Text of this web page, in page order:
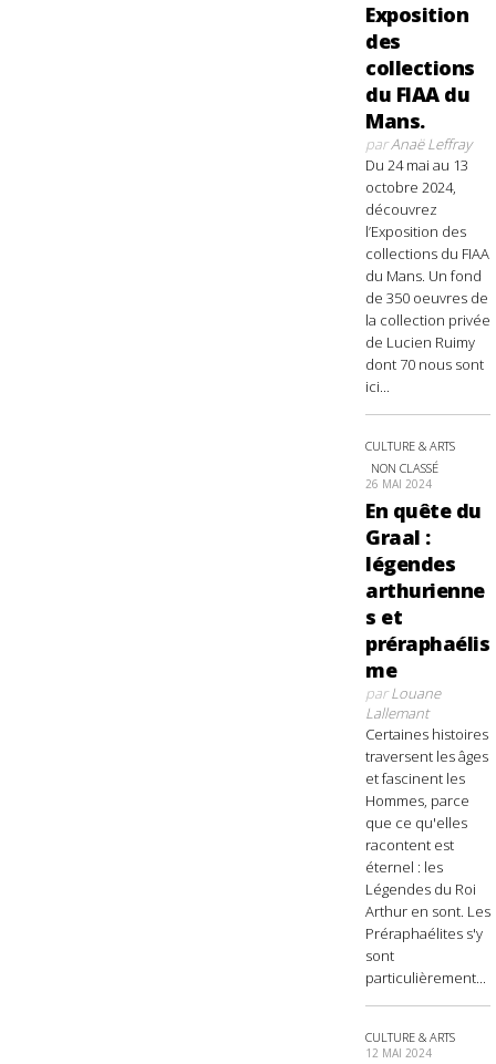
Exposition
des
collections
du FIAA du
Mans.
parAnaë Leffray
Du 24 mai au 13
octobre 2024,
découvrez
l’Exposition des
collections du FIAA
du Mans. Un fond
de 350 oeuvres de
la collection privée
de Lucien Ruimy
dont 70 nous sont
ici...
CULTURE & ARTS
NON CLASSÉ
26 MAI 2024
En quête du
Graal :
légendes
arthurienne
s et
préraphaélis
me
parLouane
Lallemant
Certaines histoires
traversent les âges
et fascinent les
Hommes, parce
que ce qu'elles
racontent est
éternel : les
Légendes du Roi
Arthur en sont. Les
Préraphaélites s'y
sont
particulièrement...
CULTURE & ARTS
12 MAI 2024